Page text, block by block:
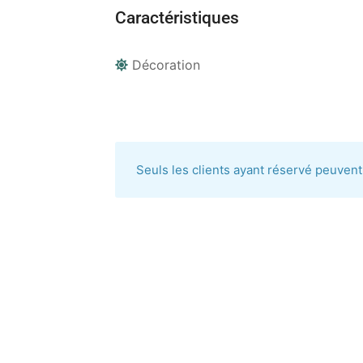
Caractéristiques
Décoration
Seuls les clients ayant réservé